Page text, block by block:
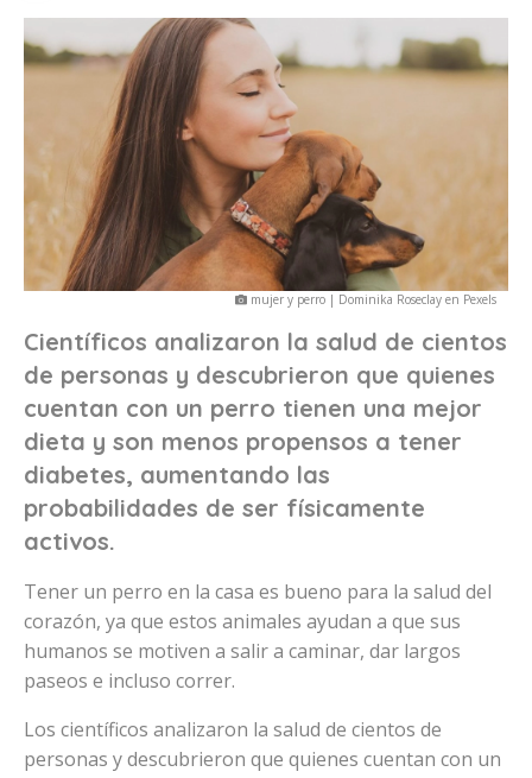
mujer y perro | Dominika Roseclay en Pexels
Científicos analizaron la salud de cientos
de personas y descubrieron que quienes
cuentan con un perro tienen una mejor
dieta y son menos propensos a tener
diabetes, aumentando las
probabilidades de ser físicamente
activos.
Tener un perro en la casa es bueno para la salud del
corazón, ya que estos animales ayudan a que sus
humanos se motiven a salir a caminar, dar largos
paseos e incluso correr.
Los científicos analizaron la salud de cientos de
personas y descubrieron que quienes cuentan con un